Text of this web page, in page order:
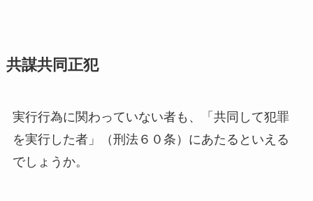
共謀共同正犯
実行行為に関わっていない者も、「共同して犯罪
を実行した者」（刑法６０条）にあたるといえる
でしょうか。